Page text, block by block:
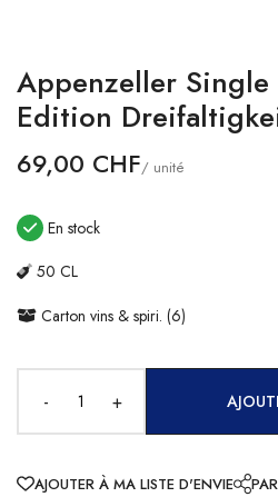
Devise
Appenzeller
Edition
69,00 CHF/ unité
En stock
50 CL
Carton vins & spiri. (6)
- +
AJOUTER À MA LISTE D'ENVIE